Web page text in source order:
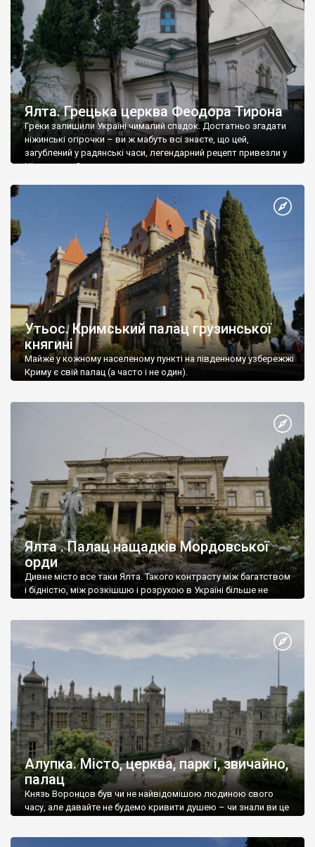
Ялта. Грецька церква Феодора Тирона
Греки залишили Україні чималий спадок. Достатньо згадати
ніжинські огірочки – ви ж мабуть всі знаєте, що цей,
загублений у радянські часи, легендарний рецепт привезли у
Ніжин греки?
Утьос. Кримський палац грузинської
княгині
Майже у кожному населеному пункті на південному узбережжі
Криму є свій палац (а часто і не один).
Ялта . Палац нащадків Мордовської
орди
Дивне місто все таки Ялта. Такого контрасту між багатством
і бідністю, між розкішшю і розрухою в Україні більше не
Алупка. Місто, церква, парк і, звичайно,
палац
Князь Воронцов був чи не найвідомішою людиною свого
часу, але давайте не будемо кривити душею – чи знали ви це